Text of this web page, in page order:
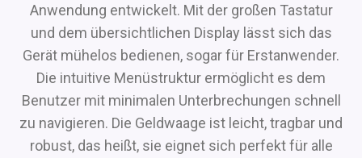
Anwendung entwickelt. Mit der großen Tastatur
und dem übersichtlichen Display lässt sich das
Gerät mühelos bedienen, sogar für Erstanwender.
Die intuitive Menüstruktur ermöglicht es dem
Benutzer mit minimalen Unterbrechungen schnell
zu navigieren. Die Geldwaage ist leicht, tragbar und
robust, das heißt, sie eignet sich perfekt für alle